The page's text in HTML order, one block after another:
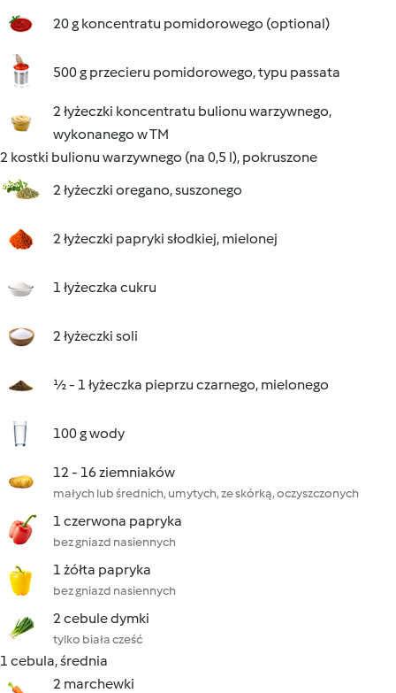
20 g koncentratu pomidorowego (optional)
500 g przecieru pomidorowego, typu passata
2 łyżeczki koncentratu bulionu warzywnego,
wykonanego w TM
2 kostki bulionu warzywnego (na 0,5 l), pokruszone
2 łyżeczki oregano, suszonego
2 łyżeczki papryki słodkiej, mielonej
1 łyżeczka cukru
2 łyżeczki soli
½ - 1 łyżeczka pieprzu czarnego, mielonego
100 g wody
12 - 16 ziemniaków
małych lub średnich, umytych, ze skórką, oczyszczonych
1 czerwona papryka
bez gniazd nasiennych
1 żółta papryka
bez gniazd nasiennych
2 cebule dymki
tylko biała cześć
1 cebula, średnia
2 marchewki